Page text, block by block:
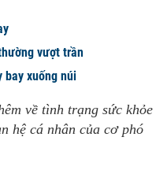
vượt trần
bay xuống núi
về tình trạng sức khỏe
hệ cá nhân của cơ phó